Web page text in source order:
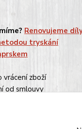
Renovujeme
tryskání
vrácení zboží
od smlouvy